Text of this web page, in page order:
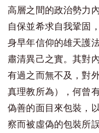
高層之間的政治勢力
自保並希求自我鞏固
身早年信仰的雄天護
肅清異己之實。其對
有過之而無不及，對
真理教所為），何曾
偽善的面目來包裝，
察而被虛偽的包裝所